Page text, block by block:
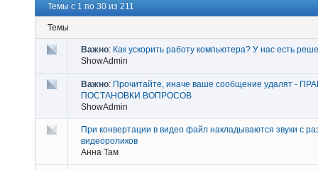
Темы с 1 по 30 из 211
Темы
Важно: Как ускорить работу компьютера? У нас есть
ShowAdmin
Важно: Прочитайте, иначе ваше сообщение удалят -
ПОСТАНОВКИ ВОПРОСОВ
ShowAdmin
При конвертации в видео файл накладываются звуки с
видеороликов
Анна Там